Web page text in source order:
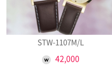
STW-1107M/L
42,000